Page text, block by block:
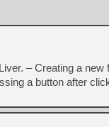
[LS] [PS5] ps5-y2jb-
[GK] Pourquoi Marvel
[GK] Test : Restory : Chill
[GK] GTA 6 : Rockstar
[GK] Hot Wheels Infinite
Mémoire cash -
[GK] Résultats Nintendo :
Déjà des
– Creating a new
a button after